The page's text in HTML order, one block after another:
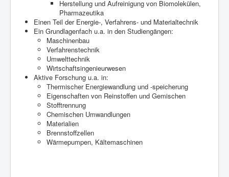
Herstellung und Aufreinigung von Biomolekülen,
Pharmazeutika
Einen Teil der Energie-, Verfahrens- und Materialtechnik
Ein Grundlagenfach u.a. in den Studiengängen:
Maschinenbau
Verfahrenstechnik
Umwelttechnik
Wirtschaftsingenieurwesen
Aktive Forschung u.a. in:
Thermischer Energiewandlung und -speicherung
Eigenschaften von Reinstoffen und Gemischen
Stofftrennung
Chemischen Umwandlungen
Materialien
Brennstoffzellen
Wärmepumpen, Kältemaschinen